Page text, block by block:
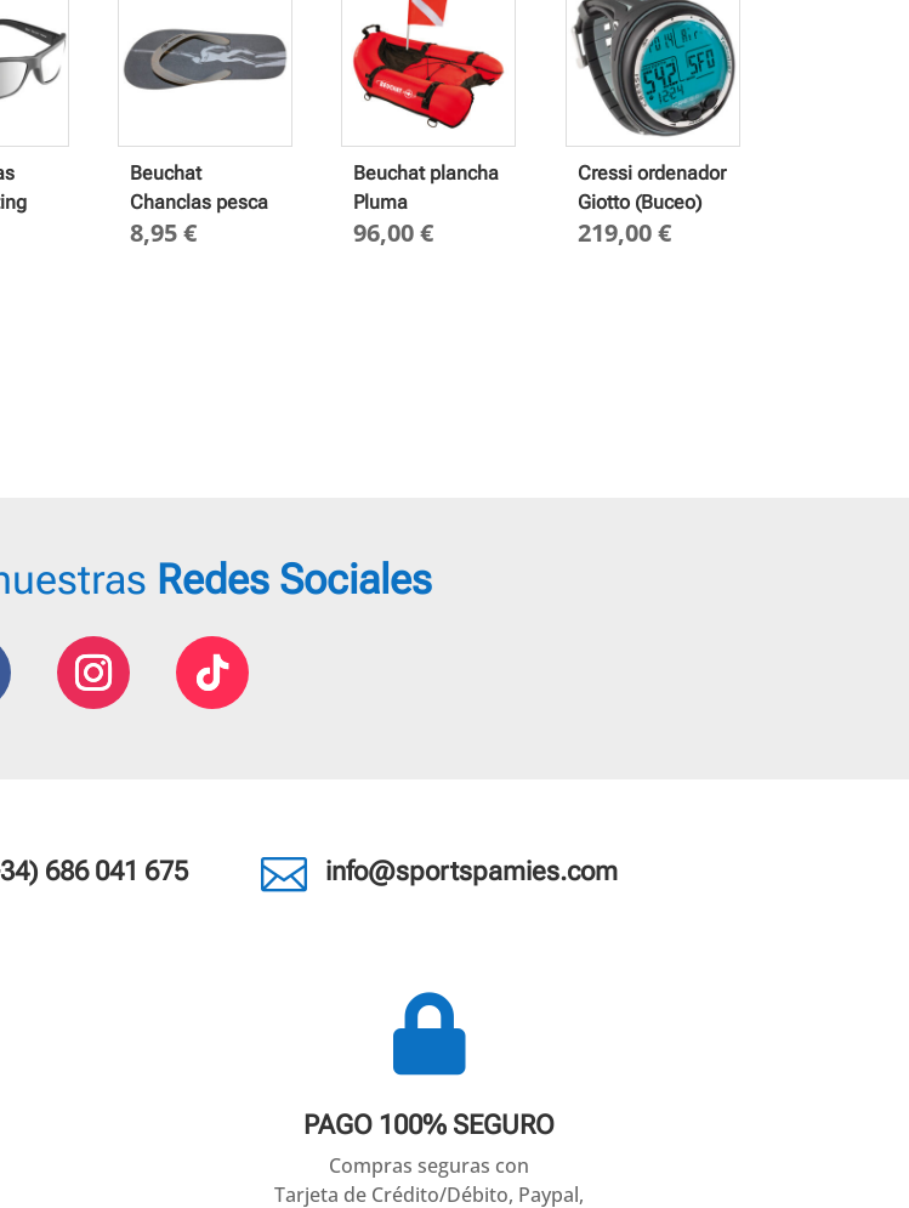
Beuchat
Chanclas pesca
8,95€
Beuchat plancha
Pluma
96,00€
Cressi ordenador
Giotto (Buceo)
219,00€
Redes Sociales
686 041 675  info@sportspamies.com

PAGO 100% SEGURO
Compras seguras con
Tarjeta de Crédito/Débito, Paypal,